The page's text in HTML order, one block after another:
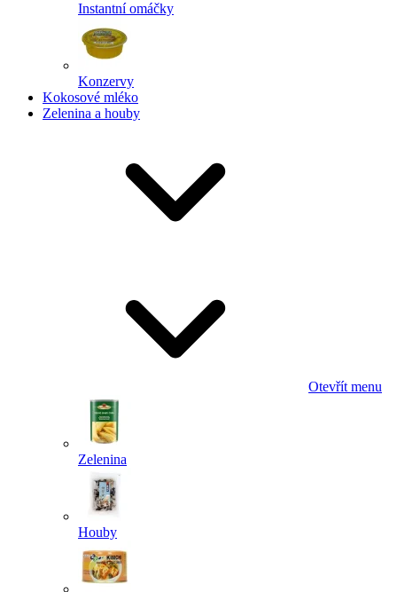
Instantní omáčky
Konzervy
Kokosové mléko
Zelenina a houby
Otevřít menu
Zelenina
Houby